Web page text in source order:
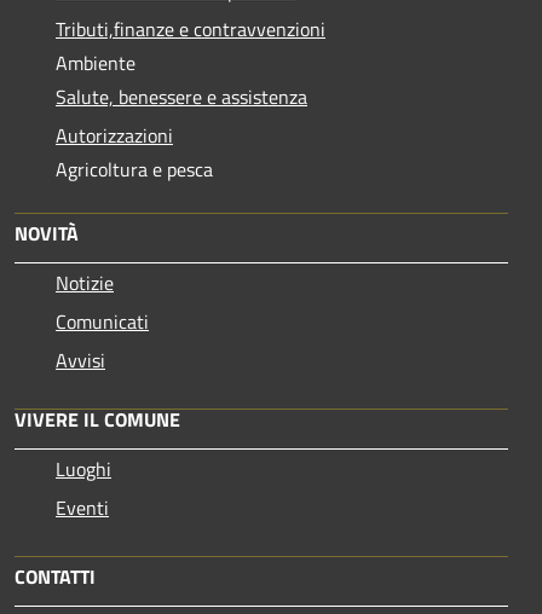
Tributi,finanze e contravvenzioni
Ambiente
Salute, benessere e assistenza
Autorizzazioni
Agricoltura e pesca
NOVITÀ
Notizie
Comunicati
Avvisi
VIVERE IL COMUNE
Luoghi
Eventi
CONTATTI